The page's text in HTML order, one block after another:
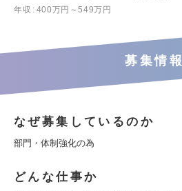
年収 400万円～549万円
募集情報
なぜ募集しているのか
部門・体制強化の為
どんな仕事か